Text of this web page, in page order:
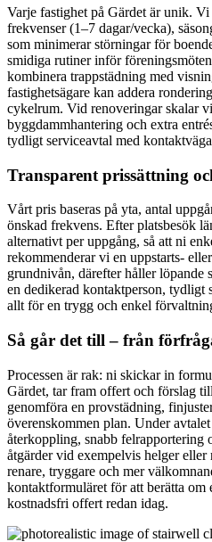
Varje fastighet på Gärdet är unik.
frekvenser (1–7 dagar/vecka),
som minimerar störningar för
smidiga rutiner inför
kombinera trappstädning med
fastighetsägare kan addera
cykelrum. Vid renoveringar skalar
byggdammhantering och extra
tydligt serviceavtal med
Transparent prissättning
Vårt pris baseras på yta, antal
önskad frekvens. Efter platsbesök
alternativt per uppgång, så att ni
rekommenderar vi en uppstarts-
grundnivån, därefter håller löpande
en dedikerad kontaktperson, tydligt
allt för en trygg och enkel
Så går det till – från
Processen är rak: ni skickar in
Gärdet, tar fram offert och förslag
genomföra en provstädning,
överenskommen plan. Under
återkoppling, snabb felrapportering
åtgärder vid exempelvis helger
renare, tryggare och mer
kontaktformuläret för att berätta om
kostnadsfri offert redan idag.